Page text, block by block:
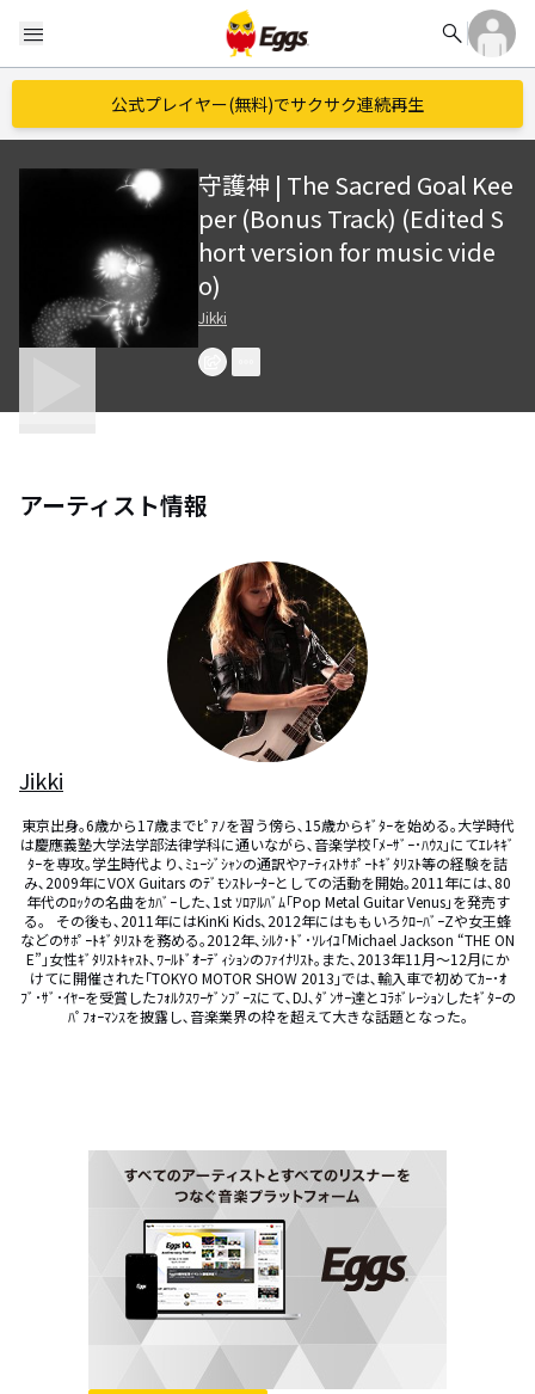
menu search
公式プレイヤー(無料)でサクサク連続再生
守護神 | The Sacred Goal Kee
per (Bonus Track) (Edited S
hort version for music vide
o)
Jikki
アーティスト情報
Jikki
東京出身｡6歳から17歳までﾋﾟｱﾉを習う傍ら､15歳からｷﾞﾀｰを始める｡大学時代
は慶應義塾大学法学部法律学科に通いながら､音楽学校｢ﾒｰｻﾞｰ･ﾊｳｽ｣にてｴﾚｷｷﾞ
ﾀｰを専攻｡学生時代より､ﾐｭｰｼﾞｼｬﾝの通訳やｱｰﾃｨｽﾄｻﾎﾟｰﾄｷﾞﾀﾘｽﾄ等の経験を詰
み､2009年にVOX Guitars のﾃﾞﾓﾝｽﾄﾚｰﾀｰとしての活動を開始｡2011年には､80
年代のﾛｯｸの名曲をｶﾊﾞｰした､1st ｿﾛｱﾙﾊﾞﾑ｢Pop Metal Guitar Venus｣を発売す
る｡   その後も､2011年にはKinKi Kids､2012年にはももいろｸﾛｰﾊﾞｰZや女王蜂
などのｻﾎﾟｰﾄｷﾞﾀﾘｽﾄを務める｡2012年､ｼﾙｸ･ﾄﾞ･ｿﾚｲﾕ｢Michael Jackson “THE ON
E”｣女性ｷﾞﾀﾘｽﾄｷｬｽﾄ､ﾜｰﾙﾄﾞｵｰﾃﾞｨｼｮﾝのﾌｧｲﾅﾘｽﾄ｡また､2013年11月～12月にか
けてに開催された｢TOKYO MOTOR SHOW 2013｣では､輸入車で初めてｶｰ･ｵ
ﾌﾞ･ｻﾞ･ｲﾔｰを受賞したﾌｫﾙｸｽﾜｰｹﾞﾝﾌﾞｰｽにて､DJ､ﾀﾞﾝｻｰ達とｺﾗﾎﾞﾚｰｼｮﾝしたｷﾞﾀｰの